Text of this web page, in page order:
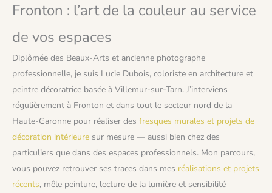
Fronton : l’art de la couleur au service
de vos espaces
Diplômée des Beaux-Arts et ancienne photographe
professionnelle, je suis Lucie Dubois, coloriste en architecture et
peintre décoratrice basée à Villemur-sur-Tarn. J’interviens
régulièrement à Fronton et dans tout le secteur nord de la
Haute-Garonne pour réaliser des fresques murales et projets de
décoration intérieure sur mesure — aussi bien chez des
particuliers que dans des espaces professionnels. Mon parcours,
vous pouvez retrouver ses traces dans mes réalisations et projets
récents, mêle peinture, lecture de la lumière et sensibilité